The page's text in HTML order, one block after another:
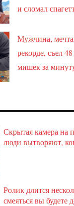
и сломал
Мужчина,
рекорде, съел
мишек за
Скрытая камера на
люди вытворяют,
Ролик длится
смеяться вы будете